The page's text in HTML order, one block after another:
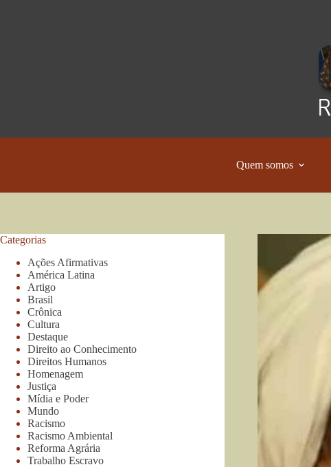
Quem somos
Categorias
Ações Afirmativas
América Latina
Artigo
Brasil
Crônica
Cultura
Destaque
Direito ao Conhecimento
Direitos Humanos
Homenagem
Justiça
Mídia e Poder
Mundo
Racismo
Racismo Ambiental
Reforma Agrária
Trabalho Escravo